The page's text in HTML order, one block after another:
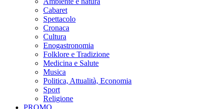
Cabaret
Spettacolo
Cronaca
Cultura
Enogastronomia
Folklore e Tradizione
Medicina e Salute
Musica
Politica, Attualità, Economia
Sport
Religione
PROMO